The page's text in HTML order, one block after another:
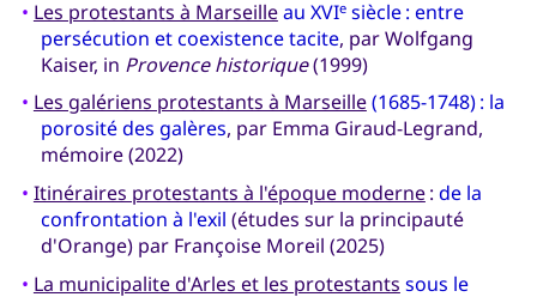
• Les protestants à Marseilleau XVIesiècle : entre
persécution et coexistence tacite, par Wolfgang
Kaiser, in Provence historique(1999)
• Les galériens protestants à Marseille(1685-1748) : la
porosité des galères, par Emma Giraud-Legrand,
mémoire (2022)
• Itinéraires protestants à l'époque moderne: de la
confrontation à l'exil (études sur la principauté
d'Orange) par Françoise Moreil (2025)
• La municipalite d'Arles et les protestants sous le